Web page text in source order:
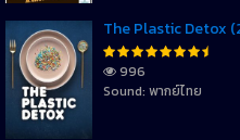
The Plastic Detox
996
Sound: พากย์ไทย